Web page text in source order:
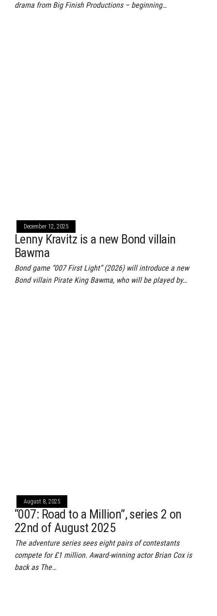
drama from Big Finish Productions – beginning…
December 12, 2025
Lenny Kravitz is a new Bond villain
Bawma
Bond game “007 First Light” (2026) will introduce a new
Bond villain Pirate King Bawma, who will be played by…
August 8, 2025
“007: Road to a Million”, series 2 on
22nd of August 2025
The adventure series sees eight pairs of contestants
compete for £1 million. Award-winning actor Brian Cox is
back as The…